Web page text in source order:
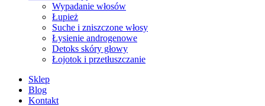
Wypadanie włosów
Łupież
Suche i zniszczone włosy
Łysienie androgenowe
Detoks skóry głowy
Łojotok i przetłuszczanie
Sklep
Blog
Kontakt